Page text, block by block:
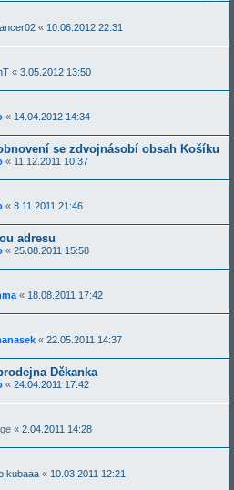
« 10.06.2012 22:31
« 3.05.2012 13:50
« 14.04.2012 14:34
se zdvojnásobí obsah Košíku
« 11.12.2011 10:37
« 8.11.2011 21:46
adresu
« 25.08.2011 15:58
« 18.08.2011 17:42
« 22.05.2011 14:37
Děkanka
« 24.04.2011 17:42
« 2.04.2011 14:28
« 10.03.2011 12:21